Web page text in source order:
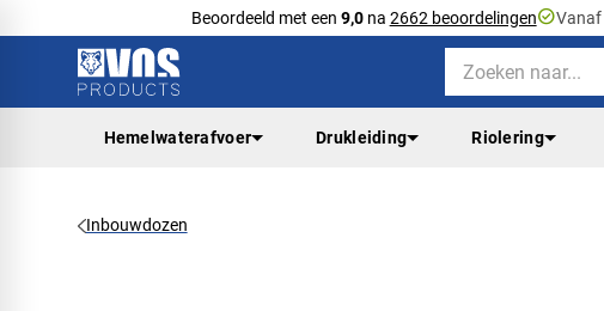
Beoordeeld met een 9,0na 2662 beoordelingencheck_circleVanaf
Hemelwaterafvoer Drukleiding Riolering
Inbouwdozen